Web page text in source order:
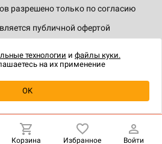
Купить
разрешено только по согласию
публичной офертой
Корзина Избранное Войти
технологии и файлы куки.
на их применение
OK